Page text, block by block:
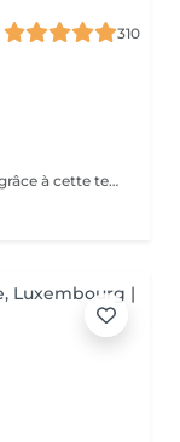
310
Manucure sans vernis . Sublimez vos ongles grâce à cette technique naturelle qui comprend une mise en forme, une élimination tout en douceur de la cuticule. Les ongles retrouvent leur éclat naturel . Manucure avec vernis. Sublimez vos ongles grâce à cette technique naturelle qui comprend une mise en forme, une élimination tout en douceur de la cuticule. Finition complète et impeccable grâce a la pose de vernis.